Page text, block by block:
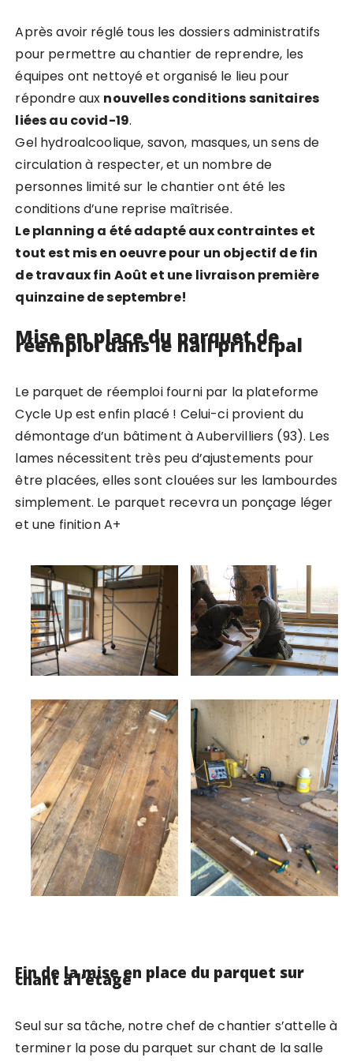
Après avoir réglé tous les dossiers administratifs
pour permettre au chantier de reprendre, les
équipes ont nettoyé et organisé le lieu pour
répondre aux nouvelles conditions sanitaires
liées au covid-19.
Gel hydroalcoolique, savon, masques, un sens de
circulation à respecter, et un nombre de
personnes limité sur le chantier ont été les
conditions d’une reprise maîtrisée.
Le planning a été adapté aux contraintes et
tout est mis en oeuvre pour un objectif de fin
de travaux fin Août et une livraison première
quinzaine de septembre!
Mise en place du parquet de
réemploi dans le hall principal
Le parquet de réemploi fourni par la plateforme
Cycle Up est enfin placé ! Celui-ci provient du
démontage d’un bâtiment à Aubervilliers (93). Les
lames nécessitent très peu d’ajustements pour
être placées, elles sont clouées sur les lambourdes
simplement. Le parquet recevra un ponçage léger
et une finition A+
Fin de la mise en place du parquet sur
chant à l’étage
Seul sur sa tâche, notre chef de chantier s’attelle à
terminer la pose du parquet sur chant de la salle